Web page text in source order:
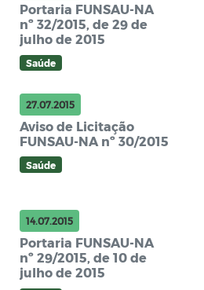
Portaria FUNSAU-NA
nº 32/2015, de 29 de
julho de 2015
Saúde
27.07.2015
Aviso de Licitação
FUNSAU-NA nº 30/2015
Saúde
14.07.2015
Portaria FUNSAU-NA
nº 29/2015, de 10 de
julho de 2015